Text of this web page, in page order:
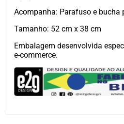
Acompanha: Parafuso e bucha
Tamanho: 52 cm x 38 cm
Embalagem desenvolvida
e-commerce.